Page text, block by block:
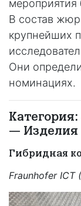
В состав
крупнейших
Они
номинациях.
— Изделия
Гибридная
Fraunhofer ICT